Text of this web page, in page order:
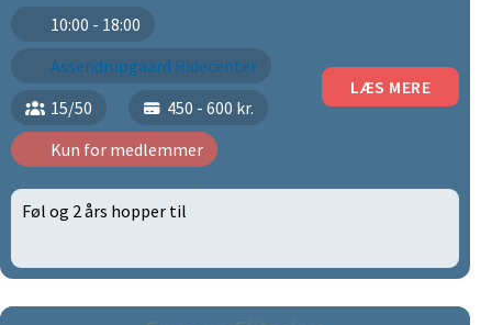
10:00 - 18:00
Assendrupgaard Ridecenter
15/50
450 - 600 kr.
Kun for medlemmer
LÆS MERE
Føl og 2 års hopper til